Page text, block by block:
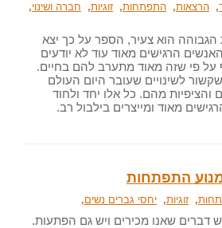
, הרצאות, התפתחות, זוגיות, חברה ושינוי,
הגבוהה הוא צעיר, הספר על כך יצא
ב 2011. רוב האנשים הרגישים מאוד עוד לא יודעים
על פי שזה מאוד מתערב להם בחיים.
לשינויים שעובר היום העולם
והציפיות מהם. כל אלו יחד ולחוד
מאוד ומייצרים בילבול רב.
התפתחות
, זוגיות, יחסי גברים נשים,
דברים שאנו מכירים ויש גם הפתעות.